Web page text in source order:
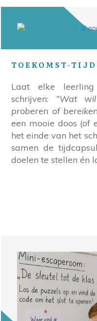
TOEKOMST-
Laat elke
schrijven: “Wat
proberen of
een mooie doos (of
het einde van het
samen de
doelen te stellen én